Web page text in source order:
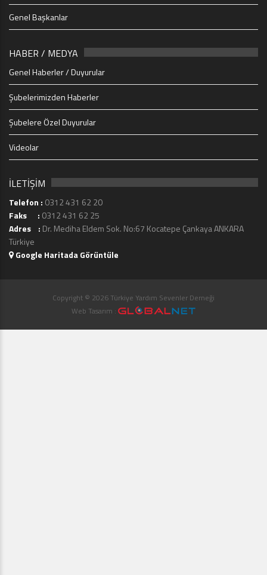
Genel Başkanlar
HABER / MEDYA
Genel Haberler / Duyurular
Şubelerimizden Haberler
Şubelere Özel Duyurular
Videolar
İLETİŞİM
Telefon : 0312 431 62 20
Faks : 0312 431 62 25
Adres : Dr. Mediha Eldem Sok. No:67 Kocatepe Çankaya ANKARA
Türkiye
Google Haritada Görüntüle
Copyright © 2026 Türkiye Yardım Sevenler Derneği
Web Tasarım :